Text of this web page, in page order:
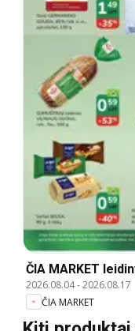
ČIA MARKET
2026.08.04-2026.08.17
ČIA MARKET